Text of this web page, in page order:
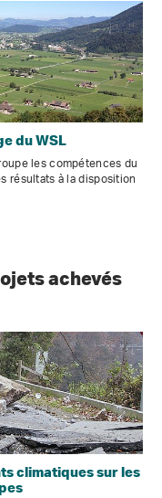
du WSL
les compétences du
résultats à la disposition
achevés
climatiques sur les